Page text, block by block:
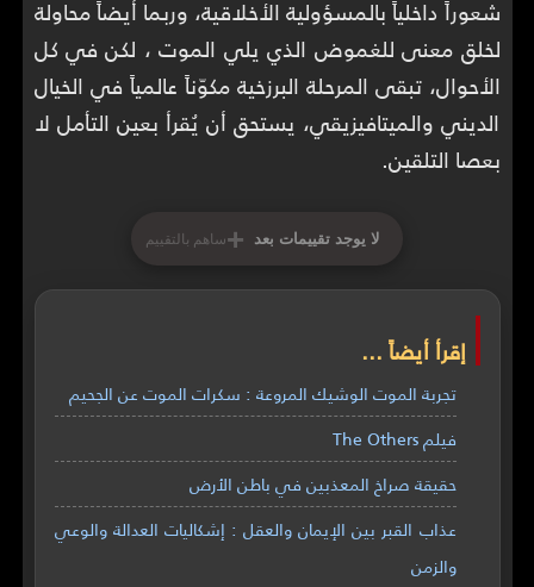
شعوراً داخلياً بالمسؤولية الأخلاقية، وربما أيضاً محاولة
لخلق معنى للغموض الذي يلي الموت ، لكن في كل
الأحوال، تبقى المرحلة البرزخية مكوّناً عالمياً في الخيال
الديني والميتافيزيقي، يستحق أن يُقرأ بعين التأمل لا
بعصا التلقين.
لا يوجد تقييمات بعد +ساهم بالتقييم
إقرأ أيضاً ...
تجربة الموت الوشيك المروعة : سكرات الموت عن الجحيم
فيلم The Others
حقيقة صراخ المعذبين في باطن الأرض
عذاب القبر بين الإيمان والعقل : إشكاليات العدالة والوعي
والزمن